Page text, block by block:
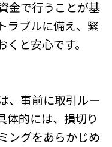
金で行うことが基
ラブルに備え、緊
と安心です。
、事前に取引ルー
体的には、損切り
ングをあらかじめ